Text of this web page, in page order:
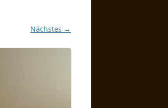
Nächstes →